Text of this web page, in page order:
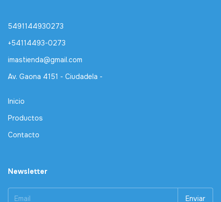
5491144930273
+54114493-0273
imastienda@gmail.com
Av. Gaona 4151 - Ciudadela -
Inicio
Productos
Contacto
Newsletter